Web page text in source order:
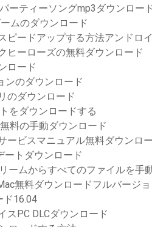
ーティーソングmp3ダウンロー
ムのダウンロード
ピードアップする方法アンドロ
ヒーローズの無料ダウンロード
ロード
ンのダウンロード
のダウンロード
をダウンロードする
料の手動ダウンロード
ービスマニュアル無料ダウンロ
ートダウンロード
ームからすべてのファイルを手
無料ダウンロードフルバージョ
ド16.04
スPC DLCダウンロード